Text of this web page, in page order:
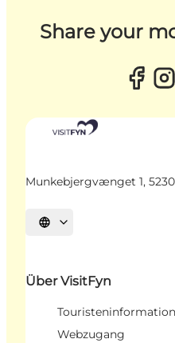
Share your
Munkebjergvænget 1,
Sprache auswählen
Über VisitFyn
Webzugang